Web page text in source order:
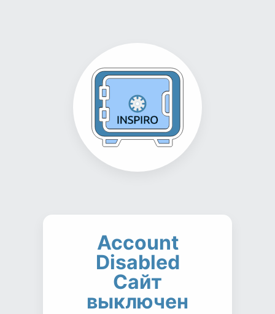
Account
Disabled
Сайт
выключен